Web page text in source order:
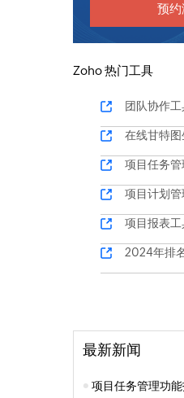
预
Zoho 热门工具
团队协作工
在线甘特图
项目任务
项目计划
项目报表工
2024年排
最新新闻
项目任务管理功